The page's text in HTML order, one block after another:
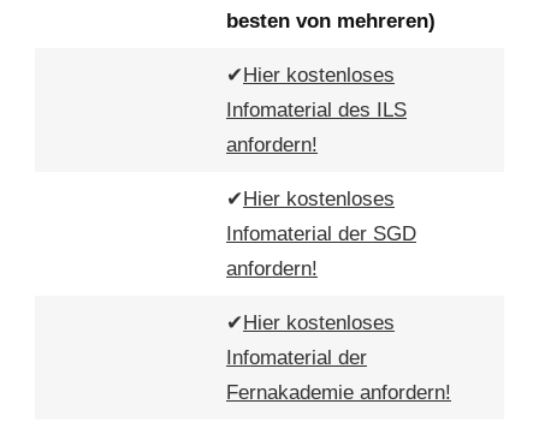
besten von mehreren)
✔Hier kostenloses
Infomaterial des ILS
anfordern!
✔Hier kostenloses
Infomaterial der SGD
anfordern!
✔Hier kostenloses
Infomaterial der
Fernakademie anfordern!